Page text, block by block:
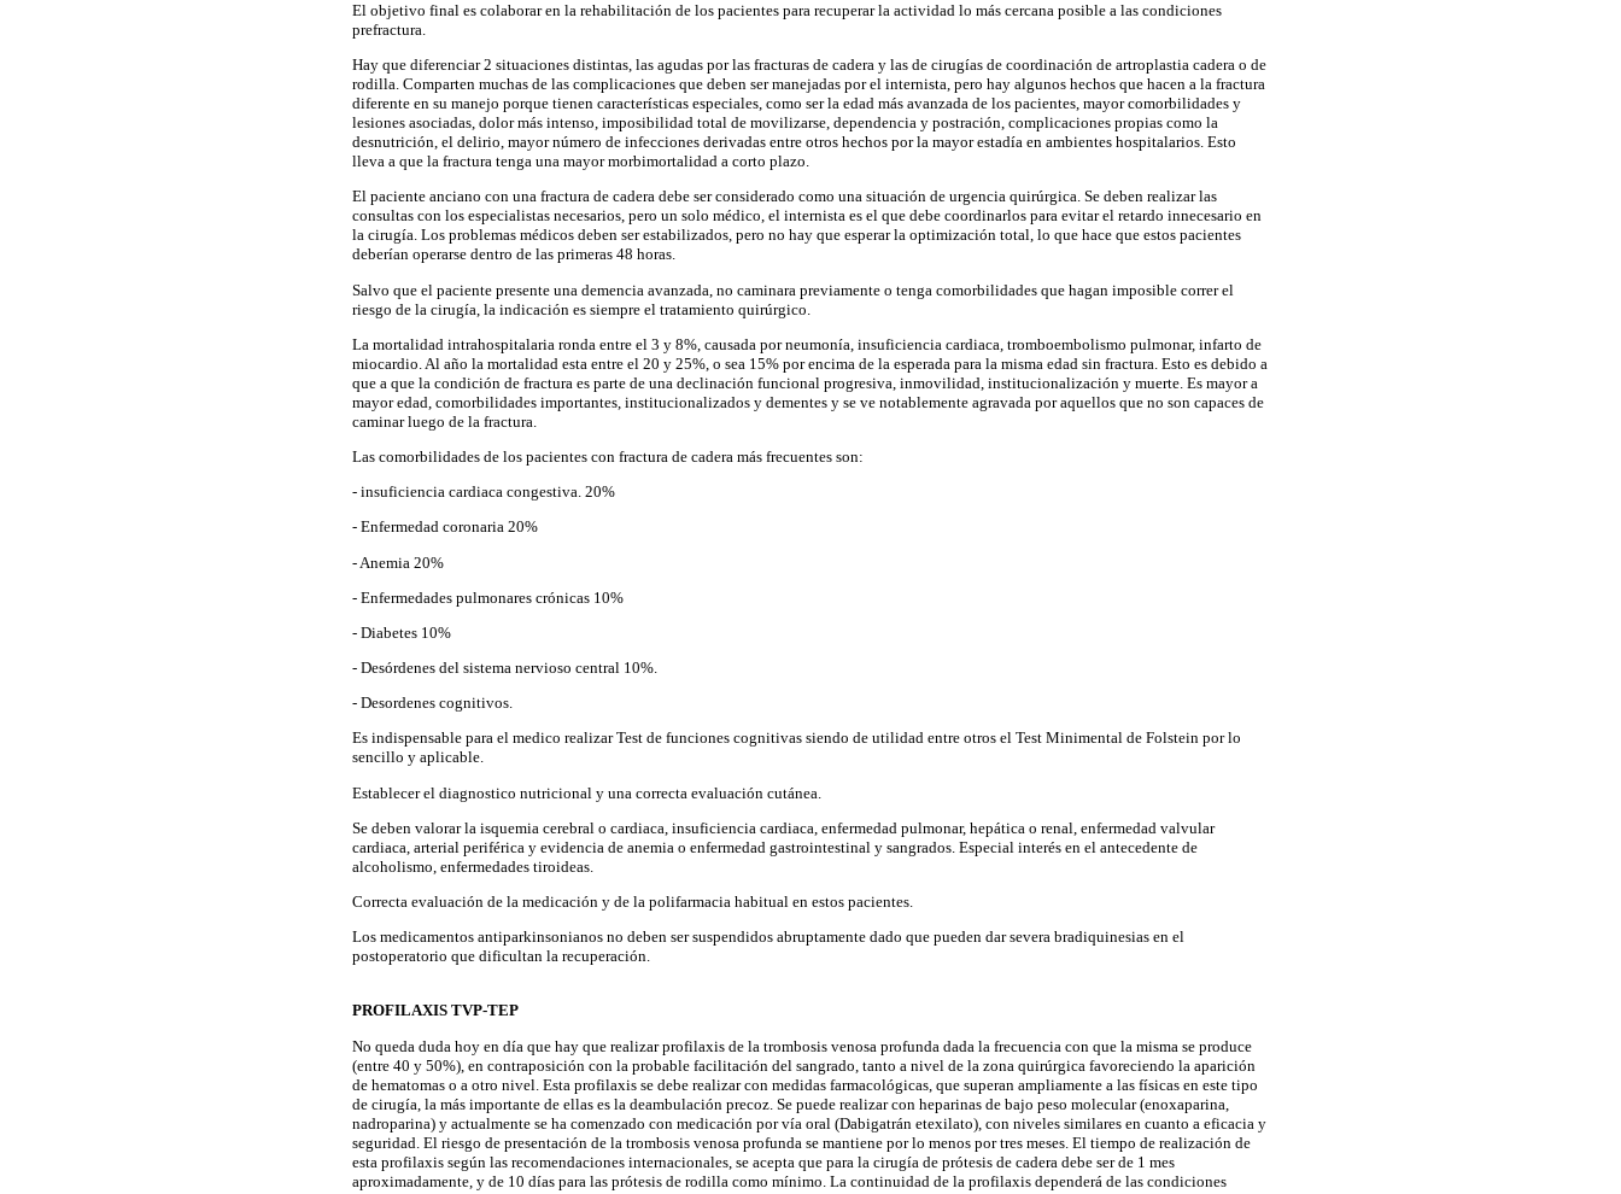
El objetivo final es colaborar en la rehabilitación de los pacientes para recuperar la actividad lo más cercana posible a las condiciones
prefractura.
Hay que diferenciar 2 situaciones distintas, las agudas por las fracturas de cadera y las de cirugías de coordinación de artroplastia cadera o de
rodilla. Comparten muchas de las complicaciones que deben ser manejadas por el internista, pero hay algunos hechos que hacen a la fractura
diferente en su manejo porque tienen características especiales, como ser la edad más avanzada de los pacientes, mayor comorbilidades y
lesiones asociadas, dolor más intenso, imposibilidad total de movilizarse, dependencia y postración, complicaciones propias como la
desnutrición, el delirio, mayor número de infecciones derivadas entre otros hechos por la mayor estadía en ambientes hospitalarios. Esto
lleva a que la fractura tenga una mayor morbimortalidad a corto plazo.
El paciente anciano con una fractura de cadera debe ser considerado como una situación de urgencia quirúrgica. Se deben realizar las
consultas con los especialistas necesarios, pero un solo médico, el internista es el que debe coordinarlos para evitar el retardo innecesario en
la cirugía. Los problemas médicos deben ser estabilizados, pero no hay que esperar la optimización total, lo que hace que estos pacientes
deberían operarse dentro de las primeras 48 horas.
Salvo que el paciente presente una demencia avanzada, no caminara previamente o tenga comorbilidades que hagan imposible correr el
riesgo de la cirugía, la indicación es siempre el tratamiento quirúrgico.
La mortalidad intrahospitalaria ronda entre el 3 y 8%, causada por neumonía, insuficiencia cardiaca, tromboembolismo pulmonar, infarto de
miocardio. Al año la mortalidad esta entre el 20 y 25%, o sea 15% por encima de la esperada para la misma edad sin fractura. Esto es debido a
que a que la condición de fractura es parte de una declinación funcional progresiva, inmovilidad, institucionalización y muerte. Es mayor a
mayor edad, comorbilidades importantes, institucionalizados y dementes y se ve notablemente agravada por aquellos que no son capaces de
caminar luego de la fractura.
Las comorbilidades de los pacientes con fractura de cadera más frecuentes son:
- insuficiencia cardiaca congestiva. 20%
- Enfermedad coronaria 20%
- Anemia 20%
- Enfermedades pulmonares crónicas 10%
- Diabetes 10%
- Desórdenes del sistema nervioso central 10%.
- Desordenes cognitivos.
Es indispensable para el medico realizar Test de funciones cognitivas siendo de utilidad entre otros el Test Minimental de Folstein por lo
sencillo y aplicable.
Establecer el diagnostico nutricional y una correcta evaluación cutánea.
Se deben valorar la isquemia cerebral o cardiaca, insuficiencia cardiaca, enfermedad pulmonar, hepática o renal, enfermedad valvular
cardiaca, arterial periférica y evidencia de anemia o enfermedad gastrointestinal y sangrados. Especial interés en el antecedente de
alcoholismo, enfermedades tiroideas.
Correcta evaluación de la medicación y de la polifarmacia habitual en estos pacientes.
Los medicamentos antiparkinsonianos no deben ser suspendidos abruptamente dado que pueden dar severa bradiquinesias en el
postoperatorio que dificultan la recuperación.
PROFILAXIS TVP-TEP
No queda duda hoy en día que hay que realizar profilaxis de la trombosis venosa profunda dada la frecuencia con que la misma se produce
(entre 40 y 50%), en contraposición con la probable facilitación del sangrado, tanto a nivel de la zona quirúrgica favoreciendo la aparición
de hematomas o a otro nivel. Esta profilaxis se debe realizar con medidas farmacológicas, que superan ampliamente a las físicas en este tipo
de cirugía, la más importante de ellas es la deambulación precoz. Se puede realizar con heparinas de bajo peso molecular (enoxaparina,
nadroparina) y actualmente se ha comenzado con medicación por vía oral (Dabigatrán etexilato), con niveles similares en cuanto a eficacia y
seguridad. El riesgo de presentación de la trombosis venosa profunda se mantiene por lo menos por tres meses. El tiempo de realización de
esta profilaxis según las recomendaciones internacionales, se acepta que para la cirugía de prótesis de cadera debe ser de 1 mes
aproximadamente, y de 10 días para las prótesis de rodilla como mínimo. La continuidad de la profilaxis dependerá de las condiciones